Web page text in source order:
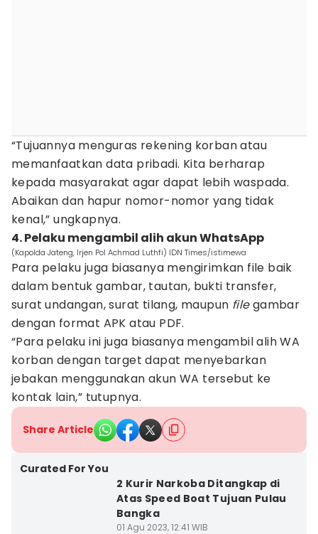
“Tujuannya menguras rekening korban atau
memanfaatkan data pribadi. Kita berharap
kepada masyarakat agar dapat lebih waspada.
Abaikan dan hapur nomor-nomor yang tidak
kenal,” ungkapnya.
4. Pelaku mengambil alih akun WhatsApp
(Kapolda Jateng, Irjen Pol Achmad Luthfi) IDN Times/istimewa
Para pelaku juga biasanya mengirimkan file baik
dalam bentuk gambar, tautan, bukti transfer,
surat undangan, surat tilang, maupun filegambar
dengan format APK atau PDF.
“Para pelaku ini juga biasanya mengambil alih WA
korban dengan target dapat menyebarkan
jebakan menggunakan akun WA tersebut ke
kontak lain,” tutupnya.
Share Article
Curated For You
2 Kurir Narkoba Ditangkap di
Atas Speed Boat Tujuan Pulau
Bangka
01 Agu 2023, 12:41 WIB